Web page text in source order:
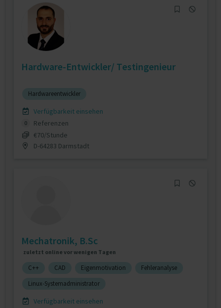
Hardware-Entwickler/ Testingenieur
Hardwareentwickler
Verfügbarkeit einsehen
0
Referenzen
€70/Stunde
D-64283 Darmstadt
Mechatronik, B.Sc
zuletzt online vor wenigen Tagen
C++ CAD Eigenmotivation
Fehleranalyse
Linux-Systemadministrator
Verfügbarkeit einsehen